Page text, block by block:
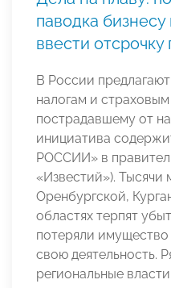
паводка
ввести отсрочку
В России
налогам и
пострадавшему от
инициатива
РОССИИ» в
«Известий»). Тысячи
Оренбургской,
областях терпят
потеряли
свою деятельность.
региональные